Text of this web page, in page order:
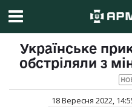
Українське
обстріляли з
18 Вересня 2022,